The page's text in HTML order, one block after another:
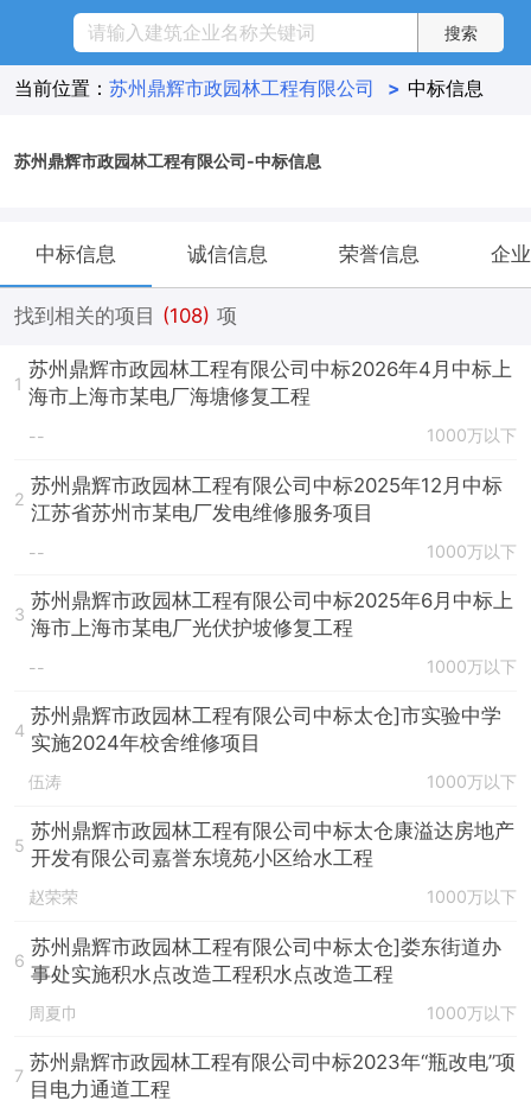
当前位置： 苏州鼎辉市政园林工程有限公司 > 中标信息
苏州鼎辉市政园林工程有限公司-中标信息
中标信息 诚信信息 荣誉信息 企
找到相关的项目 (108) 项
1
苏州鼎辉市政园林工程有限公司中标2026年4月中标上
海市上海市某电厂海塘修复工程
-- 1000万以下
2
苏州鼎辉市政园林工程有限公司中标2025年12月中标
江苏省苏州市某电厂发电维修服务项目
-- 1000万以下
3
苏州鼎辉市政园林工程有限公司中标2025年6月中标上
海市上海市某电厂光伏护坡修复工程
-- 1000万以下
4
苏州鼎辉市政园林工程有限公司中标太仓]市实验中学
实施2024年校舍维修项目
伍涛 1000万以下
5
苏州鼎辉市政园林工程有限公司中标太仓康溢达房地产
开发有限公司嘉誉东境苑小区给水工程
赵荣荣 1000万以下
6
苏州鼎辉市政园林工程有限公司中标太仓]娄东街道办
事处实施积水点改造工程积水点改造工程
周夏巾 1000万以下
7
苏州鼎辉市政园林工程有限公司中标2023年“瓶改电”项
目电力通道工程